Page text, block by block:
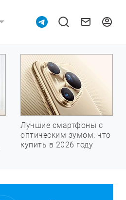
Лучшие смартфоны с
оптическим зумом: что
купить в 2026 году